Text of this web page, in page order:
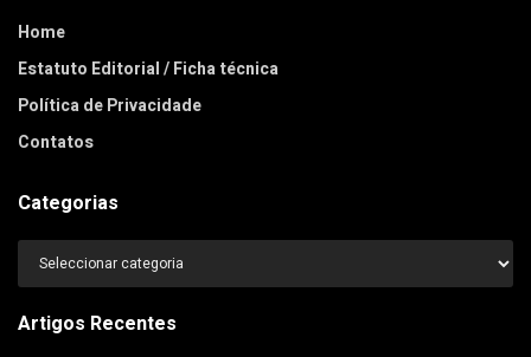
Home
Estatuto Editorial / Ficha técnica
Política de Privacidade
Contatos
Categorias
Categorias
Artigos Recentes